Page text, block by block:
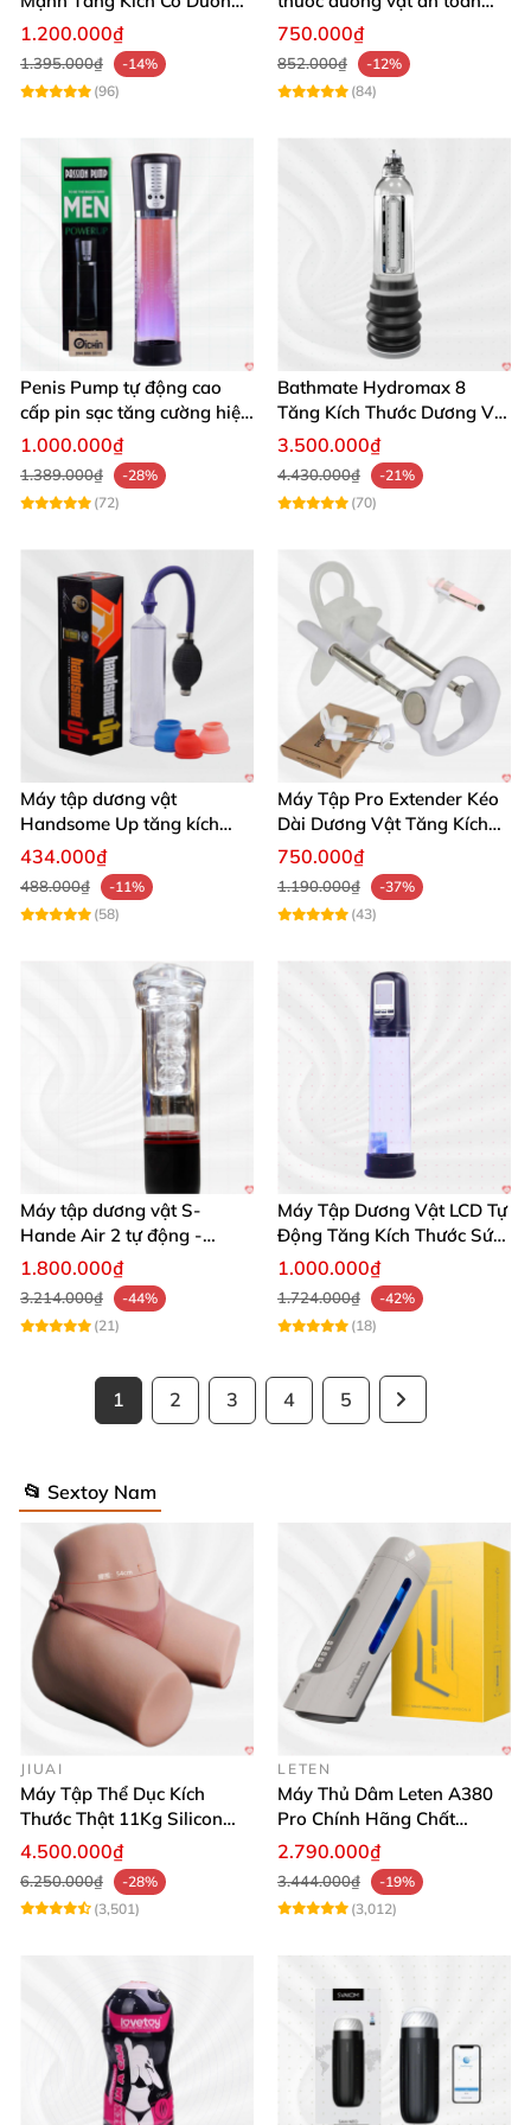
Vật Hiệu Quả
1.200.000₫
1.395.000₫
-14%
(96)
hiệu quả
750.000₫
852.000₫
-12%
(84)
Penis Pump tự động cao
cấp pin sạc tăng cường hiệu
quả mua ngay
1.000.000₫
1.389.000₫
-28%
(72)
Bathmate Hydromax 8
Tăng Kích Thước Dương Vật
An Toàn Hiệu Quả
3.500.000₫
4.430.000₫
-21%
(70)
Máy tập dương vật
Handsome Up tăng kích
thước hiệu quả nhanh
434.000₫
488.000₫
-11%
(58)
Máy Tập Pro Extender Kéo
Dài Dương Vật Tăng Kích
Thước Hiệu Quả
750.000₫
1.190.000₫
-37%
(43)
Máy tập dương vật S-
Hande Air 2 tự động -
Rung, Hút, Tăng kích thước
1.800.000₫
3.214.000₫
-44%
(21)
Máy Tập Dương Vật LCD Tự
Động Tăng Kích Thước Sức
Bền
1.000.000₫
1.724.000₫
-42%
(18)
1 2 3 4 5
📂 Sextoy Nam
JIUAI
Máy Tập Thể Dục Kích
Thước Thật 11Kg Silicon
Cao Cấp Nhật Bản
4.500.000₫
6.250.000₫
-28%
(3,501)
LETEN
Máy Thủ Dâm Leten A380
Pro Chính Hãng Chất
Lượng Cao
2.790.000₫
3.444.000₫
-19%
(3,012)